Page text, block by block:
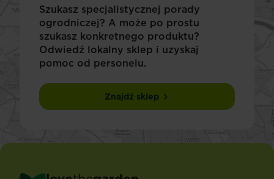
Szukasz specjalistycznej porady
ogrodniczej? A może po prostu
szukasz konkretnego produktu?
Odwiedź lokalny sklep i uzyskaj
pomoc od personelu.
Znajdź sklep